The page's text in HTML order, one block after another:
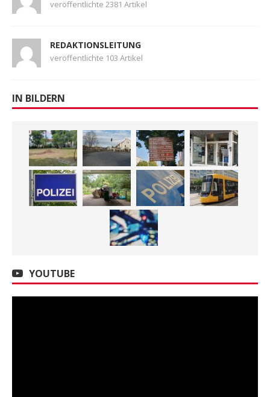
veröffentlichte 2381 Artikel
REDAKTIONSLEITUNG
veröffentlichte 103 Artikel
IN BILDERN
YOUTUBE